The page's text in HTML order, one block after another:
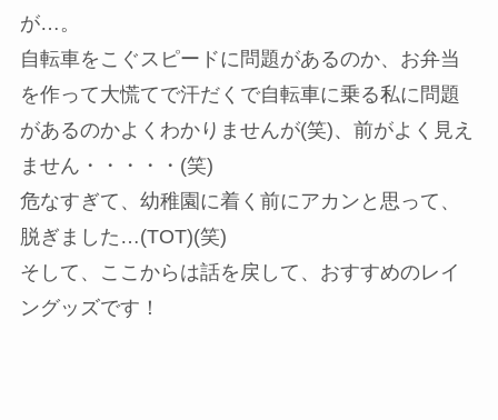
が…。
自転車をこぐスピードに問題があるのか、お弁当
を作って大慌てで汗だくで自転車に乗る私に問題
があるのかよくわかりませんが(笑)、前がよく見え
ません・・・・・(笑)
危なすぎて、幼稚園に着く前にアカンと思って、
脱ぎました…(TOT)(笑)
そして、ここからは話を戻して、おすすめのレイ
ングッズです！